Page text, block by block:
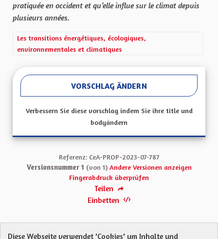
pratiquée en occident et qu’elle influe sur le climat depuis
plusieurs années.
Ergebnisse nach Kategorie filtern: Les transitions énergétiques,
Les transitions énergétiques, écologiques,
environnementales et climatiques
VORSCHLAG ÄNDERN
Verbessern Sie diese vorschlag indem Sie ihre title und
bodyändern
Referenz: CeA-PROP-2023-07-787
Versionsnummer 1 (von 1) Andere Versionen anzeigen
Fingerabdruck überprüfen
Teilen
Einbetten
Diese Webseite verwendet 'Cookies' um Inhalte und